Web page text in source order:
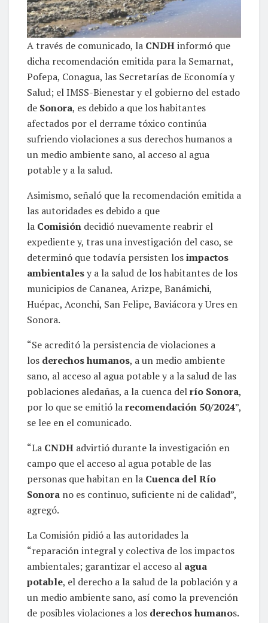
A través de comunicado, la CNDHinformó que
dicha recomendación emitida para la Semarnat,
Pofepa, Conagua, las Secretarías de Economía y
Salud; el IMSS-Bienestar y el gobierno del estado
de Sonora, es debido a que los habitantes
afectados por el derrame tóxico continúa
sufriendo violaciones a sus derechos humanos a
un medio ambiente sano, al acceso al agua
potable y a la salud.
Asimismo, señaló que la recomendación emitida a
las autoridades es debido a que
la Comisión decidió nuevamente reabrir el
expediente y, tras una investigación del caso, se
determinó que todavía persisten losimpactos
ambientalesy a la salud de los habitantes de los
municipios de Cananea, Arizpe, Banámichi,
Huépac, Aconchi, San Felipe, Baviácora y Ures en
Sonora.
“Se acreditó la persistencia de violaciones a
los derechos humanos, a un medio ambiente
sano, al acceso al agua potable y a la salud de las
poblaciones aledañas, a la cuenca delrío Sonora,
por lo que se emitió larecomendación 50/2024”,
se lee en el comunicado.
“La CNDH advirtió durante la investigación en
campo que el acceso al agua potable de las
personas que habitan en la Cuenca del Río
Sonora no es continuo, suficiente ni de calidad”,
agregó.
La Comisión pidió a las autoridades la
“reparación integral y colectiva de los impactos
ambientales; garantizar el acceso al agua
potable, el derecho a la salud de la población y a
un medio ambiente sano, así como la prevención
de posibles violaciones a los derechos humanos.